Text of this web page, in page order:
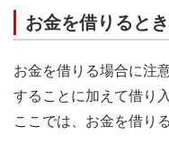
お金を借りると
お金を借りる場合に注
することに加えて借り
ここでは、お金を借り